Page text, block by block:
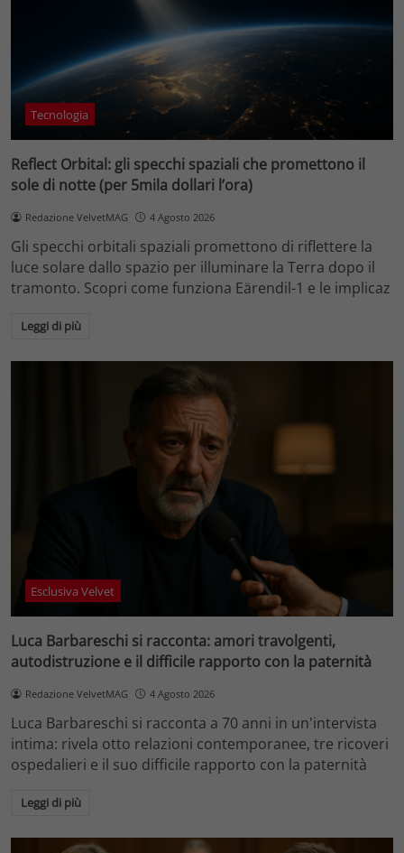
Tecnologia
Reflect Orbital: gli specchi spaziali che promettono il
sole di notte (per 5mila dollari l’ora)
Redazione VelvetMAG 4 Agosto 2026
Gli specchi orbitali spaziali promettono di riflettere la
luce solare dallo spazio per illuminare la Terra dopo il
tramonto. Scopri come funziona Eärendil-1 e le implicaz
Leggi di più
Esclusiva Velvet
Luca Barbareschi si racconta: amori travolgenti,
autodistruzione e il difficile rapporto con la paternità
Redazione VelvetMAG 4 Agosto 2026
Luca Barbareschi si racconta a 70 anni in un'intervista
intima: rivela otto relazioni contemporanee, tre ricoveri
ospedalieri e il suo difficile rapporto con la paternità
Leggi di più